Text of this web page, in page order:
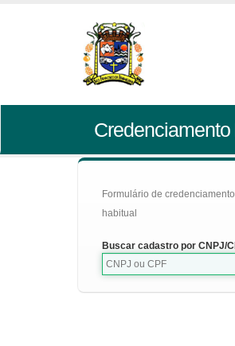
Formulário de
habitual
Buscar cadastro por CNPJ/